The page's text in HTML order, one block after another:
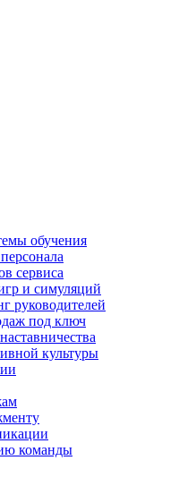
обучения
сервиса
и симуляций
руководителей
под ключ
культуры
команды